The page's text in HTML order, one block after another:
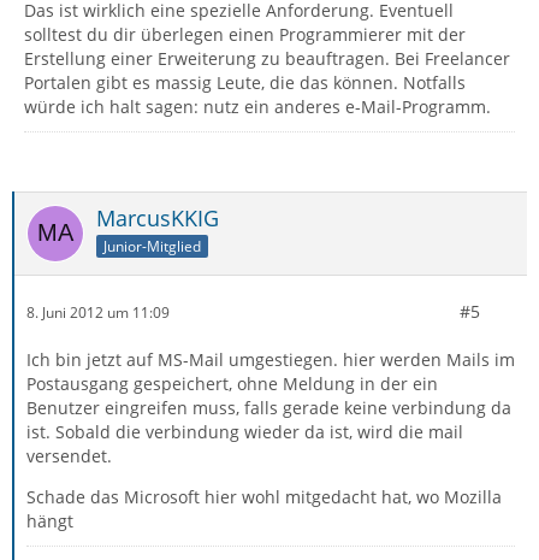
Das ist wirklich eine spezielle Anforderung. Eventuell
solltest du dir überlegen einen Programmierer mit der
Erstellung einer Erweiterung zu beauftragen. Bei Freelancer
Portalen gibt es massig Leute, die das können. Notfalls
würde ich halt sagen: nutz ein anderes e-Mail-Programm.
MarcusKKIG
Junior-Mitglied
8. Juni 2012 um 11:09 #5
Ich bin jetzt auf MS-Mail umgestiegen. hier werden Mails im
Postausgang gespeichert, ohne Meldung in der ein
Benutzer eingreifen muss, falls gerade keine verbindung da
ist. Sobald die verbindung wieder da ist, wird die mail
versendet.
Schade das Microsoft hier wohl mitgedacht hat, wo Mozilla
hängt